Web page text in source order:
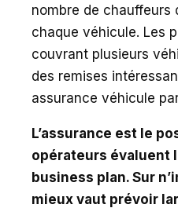
nombre de chauffeurs
chaque véhicule. Les
couvrant plusieurs
des remises
assurance véhicule
L’assurance est le
opérateurs évaluent
business plan. Sur
mieux vaut prévoir